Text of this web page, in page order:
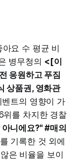
요 수 평균 비
병무청의 <[이
응원하고 푸짐
상품권, 영화관
벤트의 영향이 가
위를 차지한 경찰
아니에요?" #매의
기록한 것 외에
은 비율을 보이